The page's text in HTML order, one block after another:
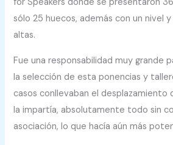
sólo 25 huecos, además con un nivel
altas.
Fue una responsabilidad muy grande
la selección de esta ponencias y
casos conllevaban el desplazamiento
la impartía, absolutamente todo sin
asociación, lo que hacía aún más